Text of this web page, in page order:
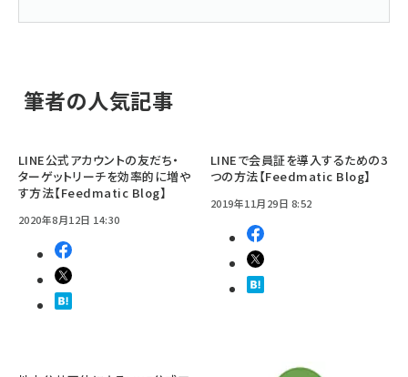
筆者の人気記事
LINE公式アカウントの友だち・
ターゲットリーチを効率的に増や
す方法【Feedmatic Blog】
2020年8月12日 14:30
LINEで会員証を導入するための3
つの方法【Feedmatic Blog】
2019年11月29日 8:52